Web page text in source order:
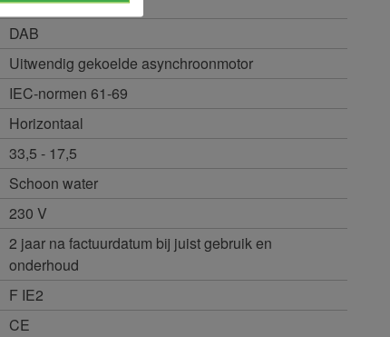
DAB
Uitwendig gekoelde asynchroonmotor
IEC-normen 61-69
Horizontaal
33,5 - 17,5
Schoon water
230 V
2 jaar na factuurdatum bij juist gebruik en
onderhoud
F IE2
CE